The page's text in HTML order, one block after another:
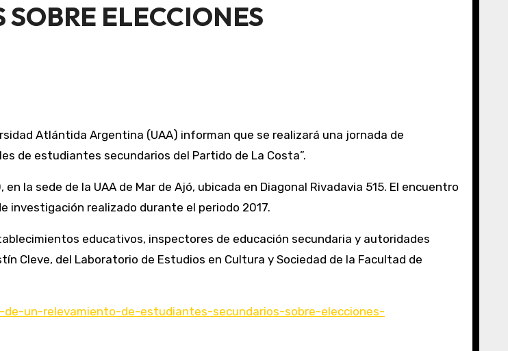
ELECCIONES
de estudiantes secundarios del Partido de La Costa”.
la sede de la UAA de Mar de Ajó, ubicada en Diagonal Rivadavia 515. El encuentro
realizado durante el periodo 2017.
educativos, inspectores de educación secundaria y autoridades
Cleve, del Laboratorio de Estudios en Cultura y Sociedad de la Facultad de
un-relevamiento-de-estudiantes-secundarios-sobre-elecciones-